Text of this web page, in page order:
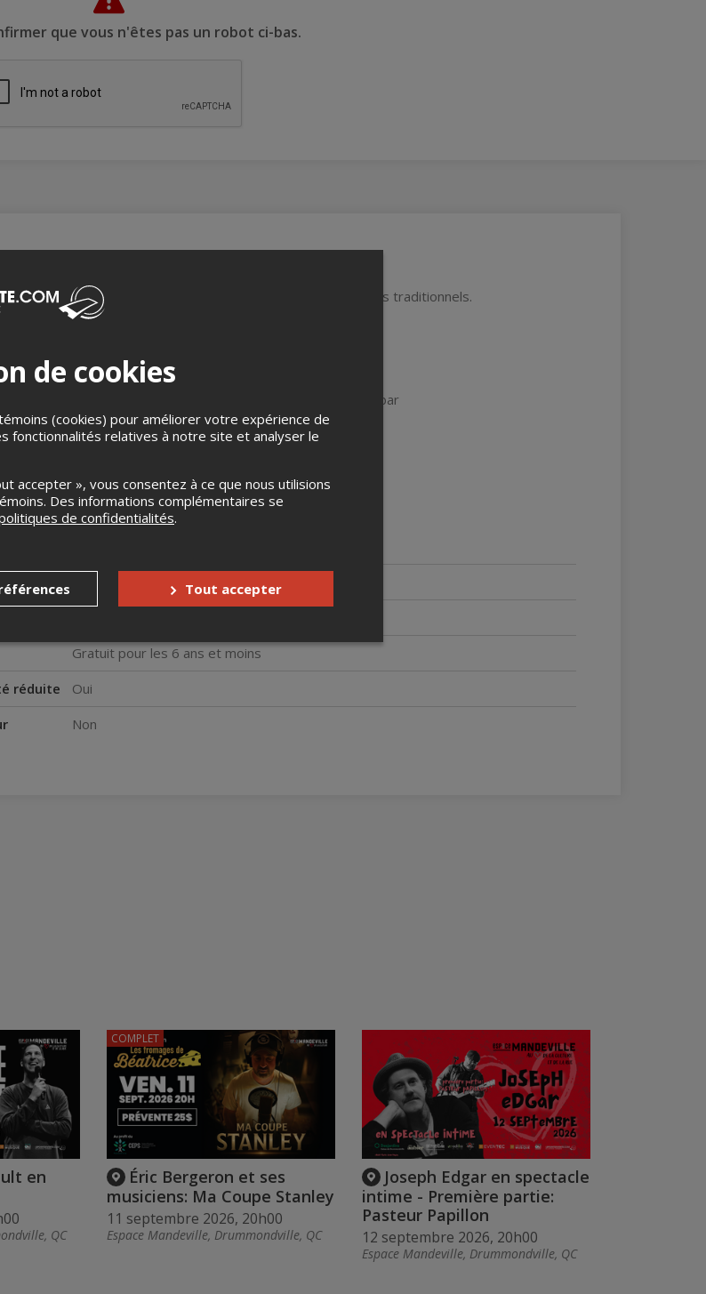
que vous n'êtes pas un robot ci-bas.
improvisateurs de la région s'affrontent dans des matches traditionnels.
assignées.Tous âges
une table complète de 4 personnes, 4 liqueurs et 4 chips.
une table complète de 4 personnes et 4 consommations au bar
ligne seulement)!
Aucun remboursement
Gratuit pour les 6 ans et moins
réduite
Oui
Non
en
QC
Éric Bergeron et ses
musiciens: Ma Coupe Stanley
11 septembre 2026, 20h00
Espace Mandeville, Drummondville, QC
COMPLET
Joseph Edgar en spectacle
intime - Première partie:
Pasteur Papillon
12 septembre 2026, 20h00
Espace Mandeville, Drummondville, QC
de cookies
(cookies) pour améliorer votre expérience de
fonctionnalités relatives à notre site et analyser le
accepter », vous consentez à ce que nous utilisions
Des informations complémentaires se
de confidentialités.
Tout accepter